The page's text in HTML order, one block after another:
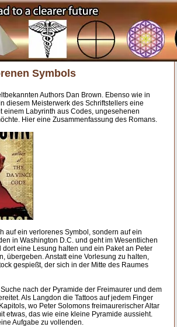
Symbols
Authors Dan Brown. Ebenso wie in
diesem Meisterwerk des Schriftstellers eine
einem Labyrinth aus Codes, ungesehenen
Hier eine Zusammenfassung des Romans.
auf ein verlorenes Symbol, sondern auf ein
in Washington D.C. und geht im Wesentlichen
eine Lesung halten und ein Paket an Peter
übergeben. Anstatt eine Vorlesung zu halten,
gespießt, der sich in der Mitte des Raumes
nach der Pyramide der Freimaurer und dem
Als Langdon die Tattoos auf jedem Finger
wo Peter Solomons freimaurerischer Altar
etwas, das wie eine kleine Pyramide aussieht.
Aufgabe zu vollenden.